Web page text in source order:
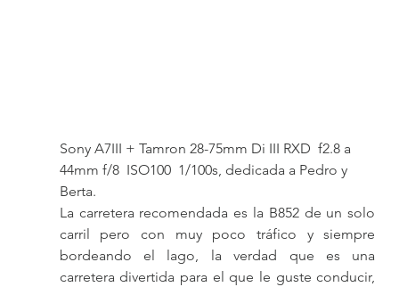
Sony A7III + Tamron 28-75mm Di III RXD  f2.8 a
44mm f/8  ISO100  1/100s, dedicada a Pedro y
Berta.
La carretera recomendada es la B852 de un solo
carril pero con muy poco tráfico y siempre
bordeando el lago, la verdad que es una
carretera divertida para el que le guste conducir,